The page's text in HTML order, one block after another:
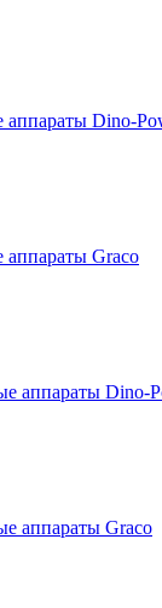
аппараты Dino-
аппараты Graco
аппараты Dino-
аппараты Graco